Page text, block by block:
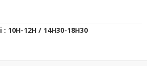
10H-12H / 14H30-18H30